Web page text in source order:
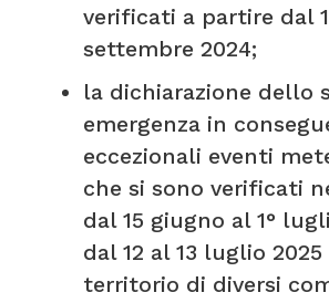
verificati a partire dal
settembre 2024;
la dichiarazione dello
emergenza in
eccezionali eventi
che si sono verificati
dal 15 giugno al 1°
dal 12 al 13 luglio
territorio di diversi